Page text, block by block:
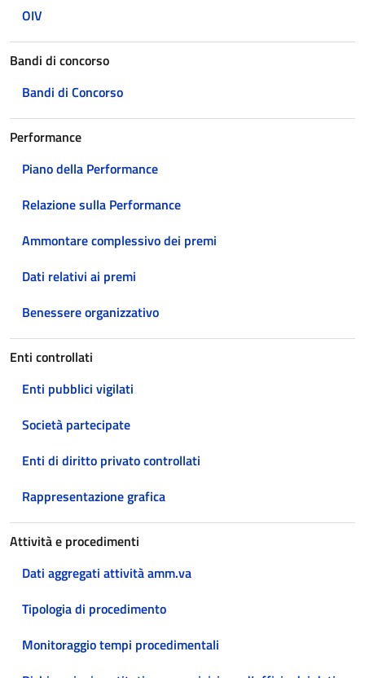
OIV
Bandi di concorso
Bandi di Concorso
Performance
Piano della Performance
Relazione sulla Performance
Ammontare complessivo dei premi
Dati relativi ai premi
Benessere organizzativo
Enti controllati
Enti pubblici vigilati
Società partecipate
Enti di diritto privato controllati
Rappresentazione grafica
Attività e procedimenti
Dati aggregati attività amm.va
Tipologia di procedimento
Monitoraggio tempi procedimentali